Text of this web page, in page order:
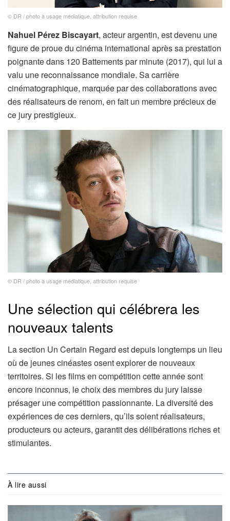
© DR / photo à usage médiatique, attribution requise
Nahuel Pérez Biscayart, acteur argentin, est devenu une
figure de proue du cinéma international après sa prestation
poignante dans 120 Battements par minute (2017), qui lui a
valu une reconnaissance mondiale. Sa carrière
cinématographique, marquée par des collaborations avec
des réalisateurs de renom, en fait un membre précieux de
ce jury prestigieux.
© DR / photo à usage médiatique, attribution requise
Une sélection qui célébrera les
nouveaux talents
La section Un Certain Regard est depuis longtemps un lieu
où de jeunes cinéastes osent explorer de nouveaux
territoires. Si les films en compétition cette année sont
encore inconnus, le choix des membres du jury laisse
présager une compétition passionnante. La diversité des
expériences de ces derniers, qu’ils soient réalisateurs,
producteurs ou acteurs, garantit des délibérations riches et
stimulantes.
À lire aussi